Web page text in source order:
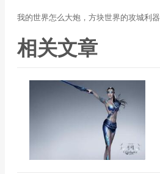
我的世界怎么大炮，方块世界的攻城利器
相关文章